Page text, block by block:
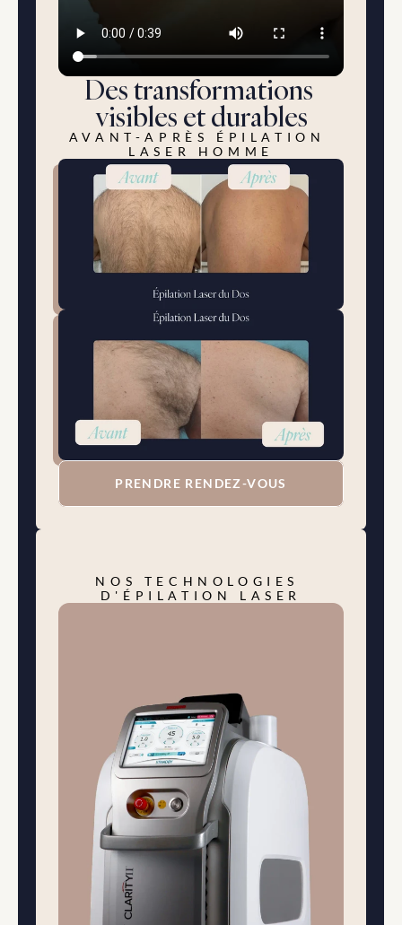
Des transformations
visibles et durables
AVANT-APRÈS ÉPILATION
LASER HOMME
PRENDRE RENDEZ-VOUS
NOS TECHNOLOGIES
D'ÉPILATION LASER